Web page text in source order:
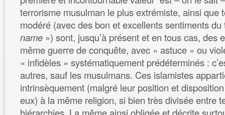
terrorisme musulman le plus extrémiste, ainsi que
modéré (avec des bon et excellents sentiments
name ») sont, jusqu’à présent et en tous cas, des
même guerre de conquête, avec « astuce » ou
« infidèles » systématiquement prédéterminés :
autres, sauf les musulmans. Ces islamistes
intrinsèquement (malgré leur position et
eux) à la même religion, si bien très divisée entre